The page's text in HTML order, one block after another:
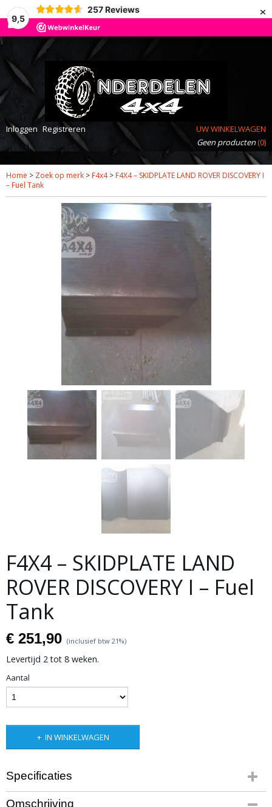
9,5
257 Reviews ×
Inloggen Registreren
UW WINKELWAGEN
Geen producten(0)
Home > Zoek op merk > F4x4> F4X4 – SKIDPLATE LAND ROVER DISCOVERY I
– Fuel Tank
F4X4 – SKIDPLATE LAND
ROVER DISCOVERY I – Fuel
Tank
€ 251,90 (inclusief btw 21%)
Levertijd 2 tot 8 weken.
Aantal
IN WINKELWAGEN
Specificaties
Bruto gewicht
Omschrijving